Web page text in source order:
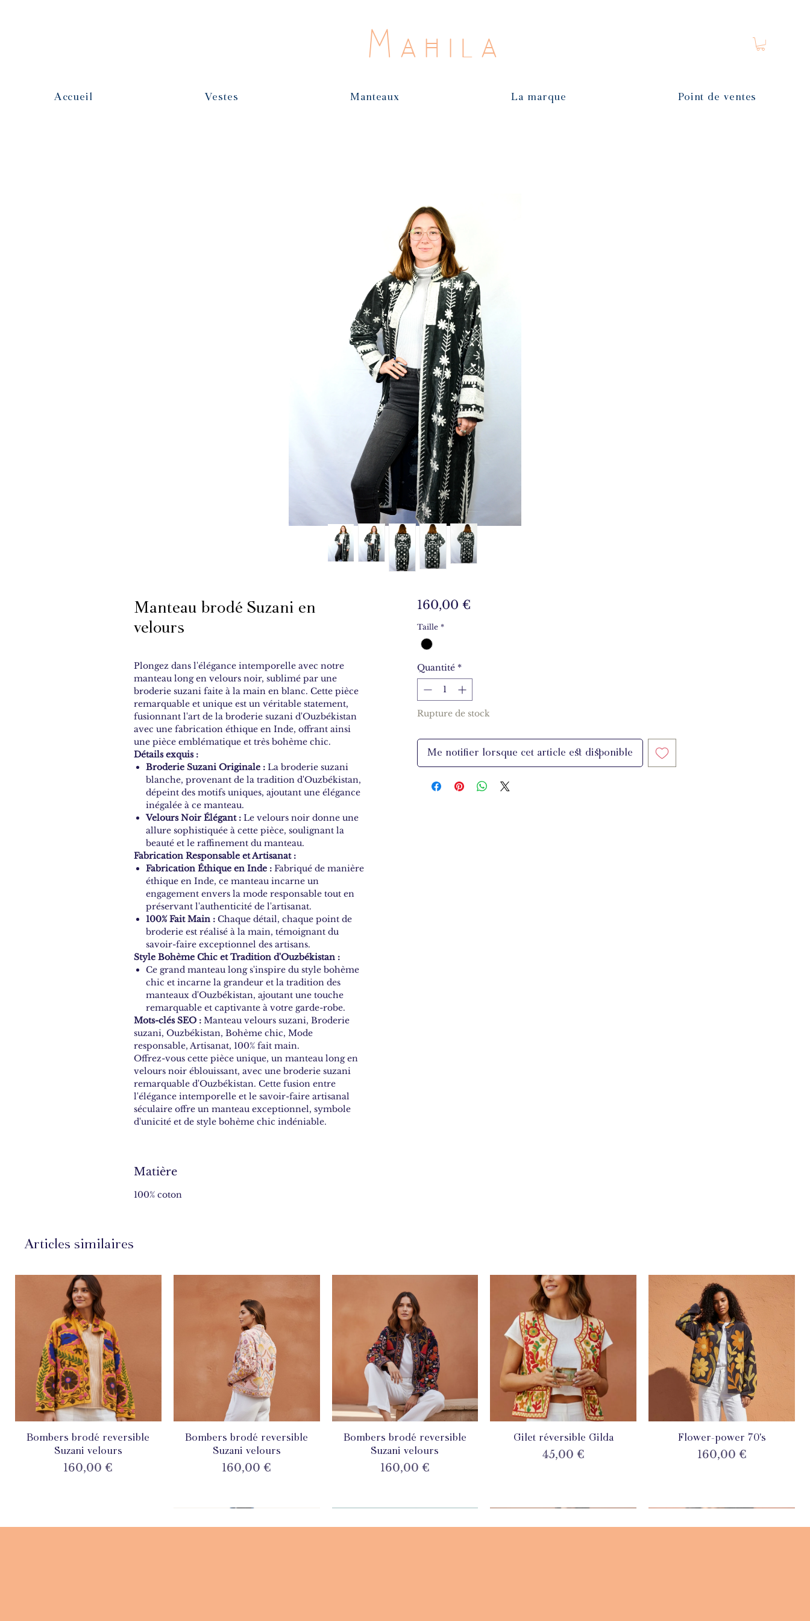
Mahila
Accueil Vestes Manteaux La marque Point de ventes
Manteau brodé Suzani en
velours
Plongez dans l'élégance intemporelle avec notre
manteau long en velours noir, sublimé par une
broderie suzani faite à la main en blanc. Cette pièce
remarquable et unique est un véritable statement,
fusionnant l'art de la broderie suzani d'Ouzbékistan
avec une fabrication éthique en Inde, offrant ainsi
une pièce emblématique et très bohème chic.
Détails exquis :
Broderie Suzani Originale : La broderie suzani
blanche, provenant de la tradition d'Ouzbékistan,
dépeint des motifs uniques, ajoutant une élégance
inégalée à ce manteau.
Velours Noir Élégant : Le velours noir donne une
allure sophistiquée à cette pièce, soulignant la
beauté et le raffinement du manteau.
Fabrication Responsable et Artisanat :
Fabrication Éthique en Inde : Fabriqué de manière
éthique en Inde, ce manteau incarne un
engagement envers la mode responsable tout en
préservant l'authenticité de l'artisanat.
100% Fait Main : Chaque détail, chaque point de
broderie est réalisé à la main, témoignant du
savoir-faire exceptionnel des artisans.
Style Bohème Chic et Tradition d'Ouzbékistan :
Ce grand manteau long s'inspire du style bohème
chic et incarne la grandeur et la tradition des
manteaux d'Ouzbékistan, ajoutant une touche
remarquable et captivante à votre garde-robe.
Mots-clés SEO : Manteau velours suzani, Broderie
suzani, Ouzbékistan, Bohème chic, Mode
responsable, Artisanat, 100% fait main.
Offrez-vous cette pièce unique, un manteau long en
velours noir éblouissant, avec une broderie suzani
remarquable d'Ouzbékistan. Cette fusion entre
l'élégance intemporelle et le savoir-faire artisanal
séculaire offre un manteau exceptionnel, symbole
d'unicité et de style bohème chic indéniable.
Matière
100% coton
160,00 €
Taille *
Quantité *
Rupture de stock
Me notifier lorsque cet article est disponible
Articles similaires
Aperçu rapide
Bombers brodé reversible
Suzani velours
Prix
160,00 €
Aperçu rapide
Bombers brodé reversible
Suzani velours
Prix
160,00 €
Aperçu rapide
Bombers brodé reversible
Suzani velours
Prix
160,00 €
Aperçu rapide
Gilet réversible Gilda
Prix
45,00 €
Aperçu rapide
Flower-power 70's
Prix
160,00 €